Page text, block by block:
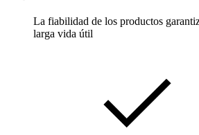
La fiabilidad de los productos
larga vida útil